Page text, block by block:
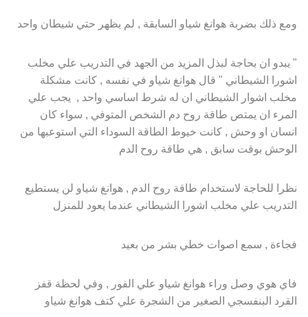
ومع ذلك بضربة هوانغ شياو السابقة , لم يظهر حتي شيطان واحد
" يبدو ان بحاجة لبذل المزيد من الجهد في التدريب علي مخلب
اشورا الشيطاني " قال هوانغ شياو في نفسه , كانت مشكلة
مخلب اشوار الشيطاني ان له شرط اساسي واحد , يجب علي
المرء ان يمتص طاقة روح دم الشخص المتوفي , سواء كان
انسان او وحش , كانت خيوط الطاقة السوداء التي استوعبها من
الوحش بوقت سابق , هي طاقة روح الدم
نظرا للحاجة لاستخدام طاقة روح الدم , هوانغ شياو لن يستطيع
التدريب علي مخلب اشورا الشيطاني عندما يعود للمنزل
فجاءة , سمع اصوات خطي بشر من بعيد
فاي هوي وصل وراء هوانغ شياو علي الفور , وفي لحظة قفز
القرد البنفسجي الصغير من الشجرة علي كتف هوانغ شياو